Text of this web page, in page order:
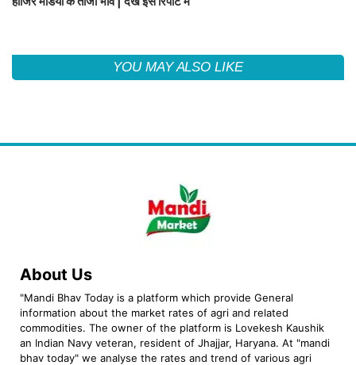
YOU MAY ALSO LIKE
About Us
"Mandi Bhav Today is a platform which provide General
information about the market rates of agri and related
commodities. The owner of the platform is Lovekesh Kaushik
an Indian Navy veteran, resident of Jhajjar, Haryana. At "mandi
bhav today" we analyse the rates and trend of various agri